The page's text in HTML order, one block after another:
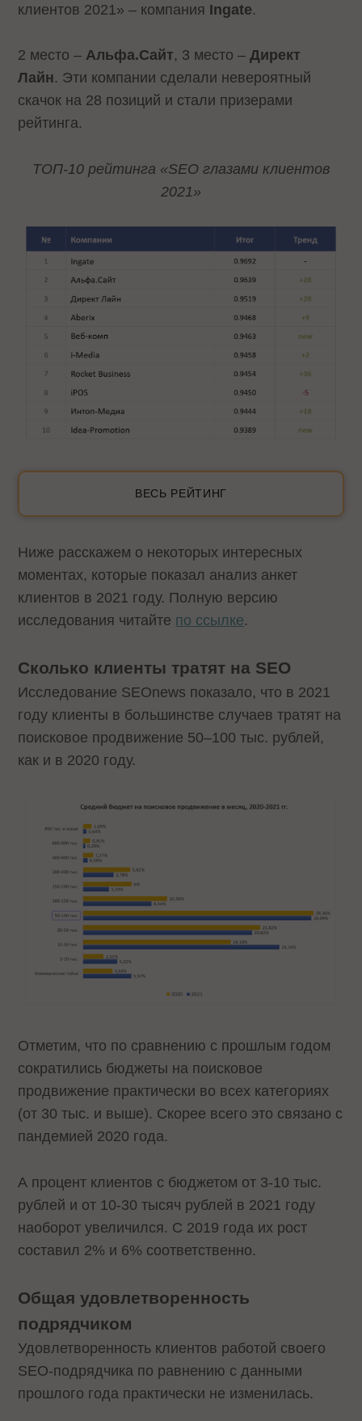
клиентов 2021» – компания Ingate.
2 место – Альфа.Сайт, 3 место – Директ
Лайн. Эти компании сделали невероятный
скачок на 28 позиций и стали призерами
рейтинга.
ТОП-10 рейтинга «SEO глазами клиентов
2021»
ВЕСЬ РЕЙТИНГ
Ниже расскажем о некоторых интересных
моментах, которые показал анализ анкет
клиентов в 2021 году. Полную версию
исследования читайте по ссылке.
Сколько клиенты тратят на SEO
Исследование SEOnews показало, что в 2021
году клиенты в большинстве случаев тратят на
поисковое продвижение 50–100 тыс. рублей,
как и в 2020 году.
Отметим, что по сравнению с прошлым годом
сократились бюджеты на поисковое
продвижение практически во всех категориях
(от 30 тыс. и выше). Скорее всего это связано с
пандемией 2020 года.
А процент клиентов с бюджетом от 3-10 тыс.
рублей и от 10-30 тысяч рублей в 2021 году
наоборот увеличился. С 2019 года их рост
составил 2% и 6% соответственно.
Общая удовлетворенность
подрядчиком
Удовлетворенность клиентов работой своего
SEO-подрядчика по равнению с данными
прошлого года практически не изменилась.